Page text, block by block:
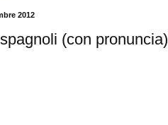
2012
(con pronuncia)